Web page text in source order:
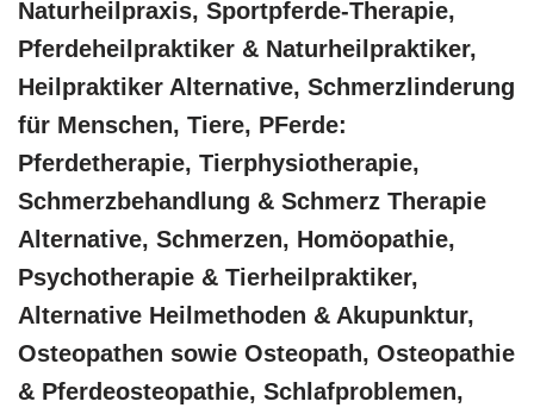
Naturheilpraxis, Sportpferde-Therapie,
Pferdeheilpraktiker & Naturheilpraktiker,
Heilpraktiker Alternative, Schmerzlinderung
für Menschen, Tiere, PFerde:
Pferdetherapie, Tierphysiotherapie,
Schmerzbehandlung & Schmerz Therapie
Alternative, Schmerzen, ‎Homöopathie,
‎Psychotherapie & ‎Tierheilpraktiker,
Alternative Heilmethoden & Akupunktur,
Osteopathen sowie Osteopath, Osteopathie
& Pferdeosteopathie, Schlafproblemen,